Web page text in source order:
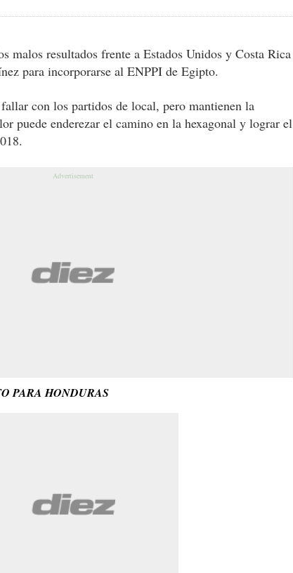
malos resultados frente a Estados Unidos y Costa Rica
para incorporarse al ENPPI de Egipto.
con los partidos de local, pero mantienen la
puede enderezar el camino en la hexagonal y lograr el
PARA HONDURAS